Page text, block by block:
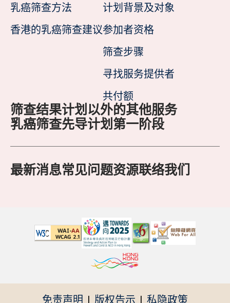
乳癌筛查方法
香港的乳癌筛查建议
计划背景及对象
参加者资格
筛查步骤
寻找服务提供者
共付额
筛查结果计划以外的其他服务
乳癌筛查先导计划第一阶段
最新消息常见问题资源联络我们
免责声明 | 版权告示 | 私隐政策